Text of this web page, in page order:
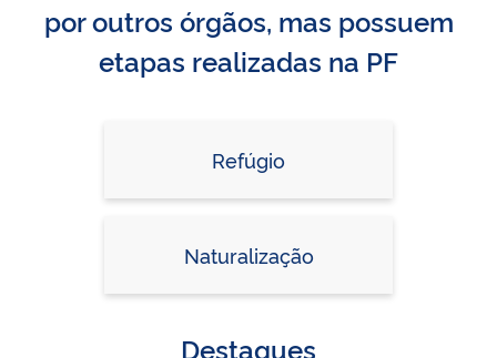
por outros órgãos, mas possuem
etapas realizadas na PF
Refúgio
Naturalização
Destaques